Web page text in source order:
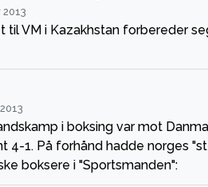
til VM i Kazakhstan forbereder
i boksing var mot
4-1. På forhånd hadde norges
boksere i "Sportsmanden":